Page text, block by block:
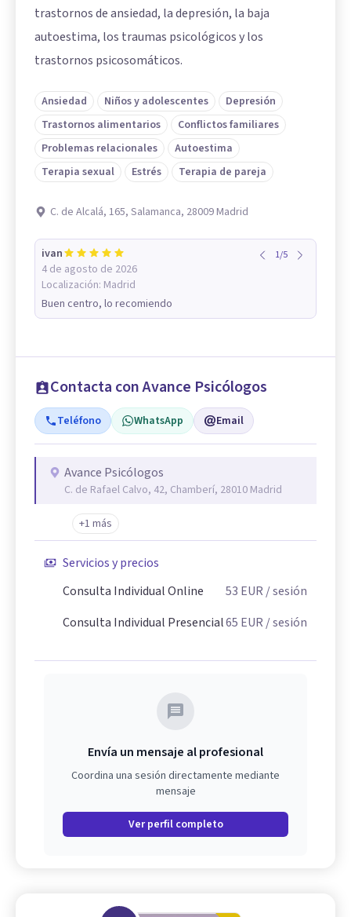
trastornos de ansiedad, la depresión, la baja
autoestima, los traumas psicológicos y los
trastornos psicosomáticos.
Ansiedad Niños y adolescentes
Depresión
Trastornos alimentarios
Conflictos familiares
Problemas relacionales
Autoestima
Terapia sexual
Estrés Terapia de pareja
C. de Alcalá, 165, Salamanca, 28009 Madrid
ivan
4 de agosto de 2026
Localización: Madrid
1/5
Buen centro, lo recomiendo
Contacta con Avance Psicólogos
Teléfono WhatsApp Email
Avance Psicólogos
C. de Rafael Calvo, 42, Chamberí, 28010 Madrid
+1 más
Servicios y precios
Consulta Individual Online
53 EUR / sesión
Consulta Individual Presencial65 EUR / sesión
Envía un mensaje al profesional
Coordina una sesión directamente mediante
mensaje
Ver perfil completo